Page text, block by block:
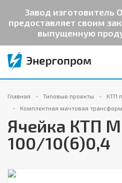
Завод изготовитель
предоставляет своим
выпущенную
Главная Типовые проекты
КТП
Комплектная мачтовая
Ячейка КТП М
100/10(6)0,4